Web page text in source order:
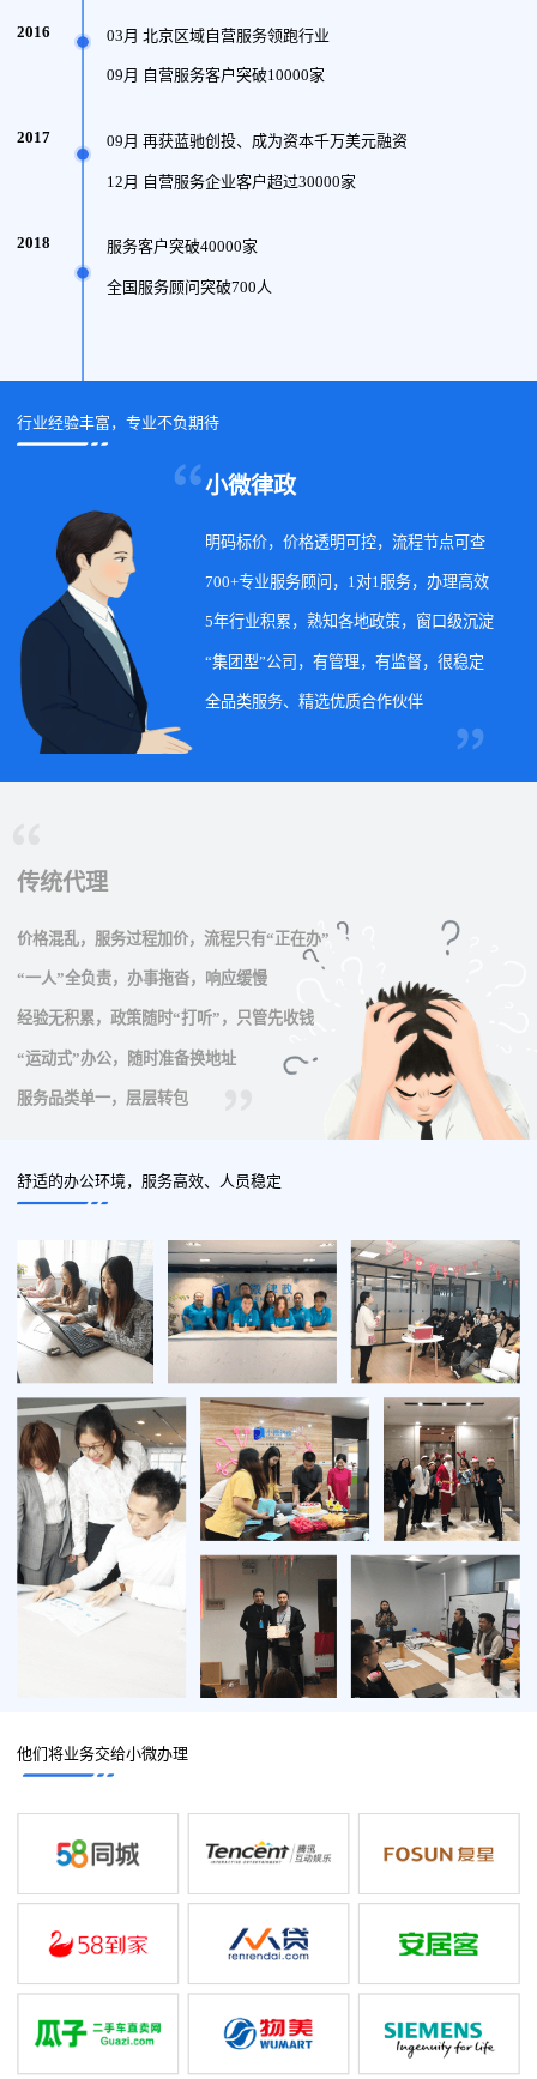
2016 03月 北京区域自营服务领跑行业
09月 自营服务客户突破10000家
2017 09月 再获蓝驰创投、成为资本千万美元融资
12月 自营服务企业客户超过30000家
2018 服务客户突破40000家
全国服务顾问突破700人
行业经验丰富，专业不负期待
小微律政
明码标价，价格透明可控，流程节点可查
700+专业服务顾问，1对1服务，办理高效
5年行业积累，熟知各地政策，窗口级沉淀
“集团型”公司，有管理，有监督，很稳定
全品类服务、精选优质合作伙伴
传统代理
价格混乱，服务过程加价，流程只有“正在办”
“一人”全负责，办事拖沓，响应缓慢
经验无积累，政策随时“打听”，只管先收钱
“运动式”办公，随时准备换地址
服务品类单一，层层转包
舒适的办公环境，服务高效、人员稳定
他们将业务交给小微办理